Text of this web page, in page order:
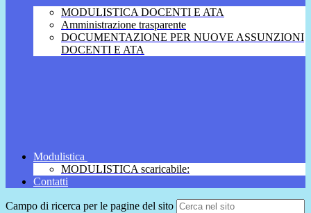
MODULISTICA DOCENTI E ATA
Amministrazione trasparente
DOCUMENTAZIONE PER NUOVE ASSUNZIONI
DOCENTI E ATA
Modulistica
MODULISTICA scaricabile:
Contatti
Campo di ricerca per le pagine del sito